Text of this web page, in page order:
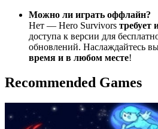
Можно ли играть оффлайн?
Нет — Hero Survivors требует
доступа к версии для
обновлений. Наслаждайтесь
время и в любом месте!
Recommended Games